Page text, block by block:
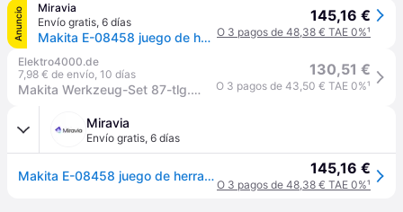
Anuncio
Miravia
Envío gratis, 6 días
Makita E-08458 juego de herramientas mecanicas 87 herramientas
145,16 €
O 3 pagos de 48,38 € TAE 0%¹
Elektro4000.de
7,98 € de envío, 10 días
Makita Werkzeug-Set 87-tlg. E-08458
130,51 €
O 3 pagos de 43,50 € TAE 0%¹
Miravia
Envío gratis, 6 días
Makita E-08458 juego de herramientas mecanicas 87 herramientas 145,16 €
O 3 pagos de 48,38 € TAE 0%¹